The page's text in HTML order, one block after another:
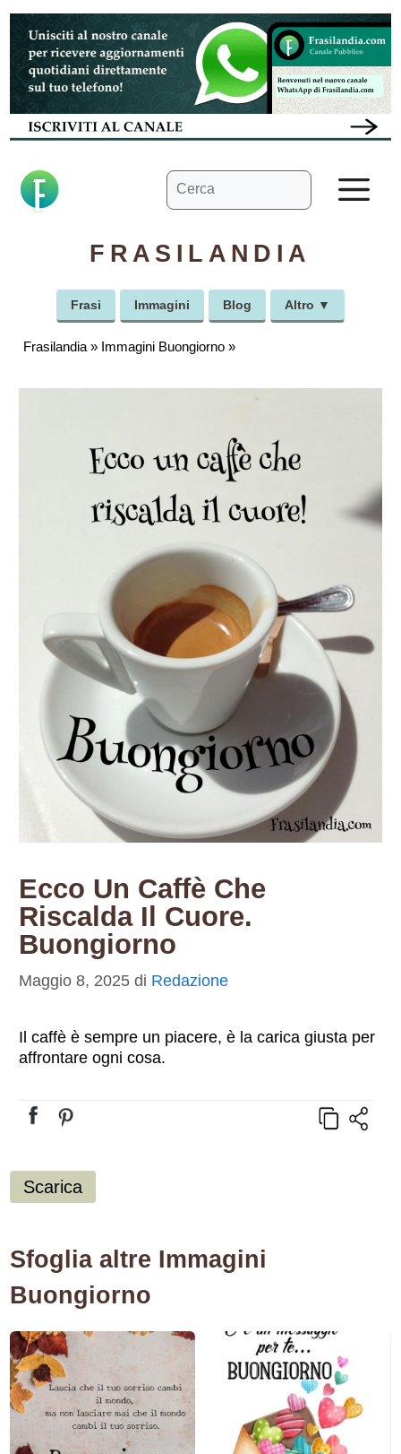
Vai
contenuto
Ricerca
per:
FRASILANDIA
Frasi Immagini Blog Altro ▼
Frasilandia » Immagini Buongiorno »
Ecco Un Caffè Che
Riscalda Il Cuore.
Buongiorno
Maggio 8, 2025 di Redazione
Il caffè è sempre un piacere, è la carica giusta per
affrontare ogni cosa.
Scarica
Sfoglia altre Immagini
Buongiorno